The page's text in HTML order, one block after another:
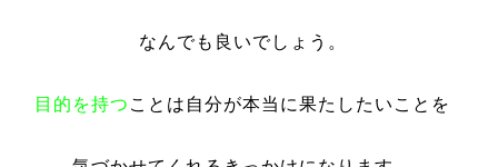
なんでも良いでしょう。
目的を持つ ことは自分が本当に果たしたいことを